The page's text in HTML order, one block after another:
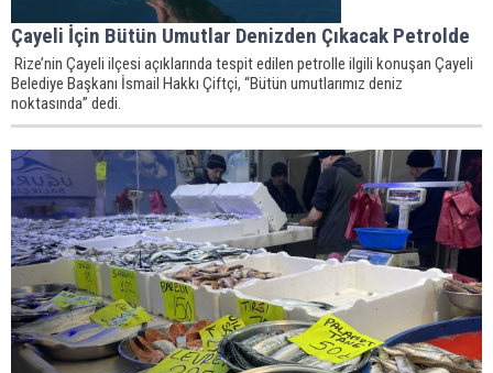
Çayeli İçin Bütün Umutlar Denizden Çıkacak Petrolde
Rize’nin Çayeli ilçesi açıklarında tespit edilen petrolle ilgili konuşan Çayeli
Belediye Başkanı İsmail Hakkı Çiftçi, “Bütün umutlarımız deniz
noktasında” dedi.